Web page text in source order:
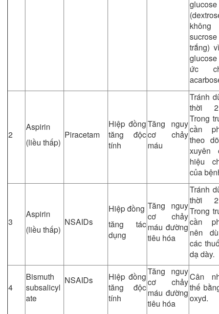
glucose
trắng)
ức
2
Aspirin
(liều thấp)
Piracetam
Hiệp đồng
tăng độc
tính
Tăng nguy
cơ chảy
máu
Tránh
thời
Trong
cần
theo
xuyên
hiệu
của
3
Aspirin
(liều thấp)
NSAIDs
Hiệp đồng
tăng tác
dụng
Tăng nguy
cơ chảy
máu đường
tiêu hóa
Tránh
thời
Trong
cần
nên
các
dạ dày.
4
Bismuth
subsalicyl
ate
NSAIDs
Hiệp đồng
tăng độc
tính
Tăng nguy
cơ chảy
máu đường
tiêu hóa
Cân
thế
oxyd.